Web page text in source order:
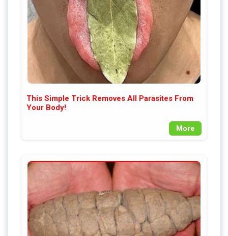
This Simple Trick Removes All Parasites From
Your Body!
More